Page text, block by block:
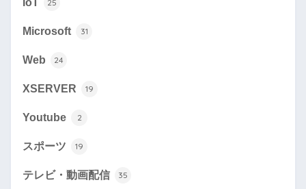
25
Microsoft 31
Web 24
XSERVER 19
Youtube 2
スポーツ 19
テレビ・動画配信 35